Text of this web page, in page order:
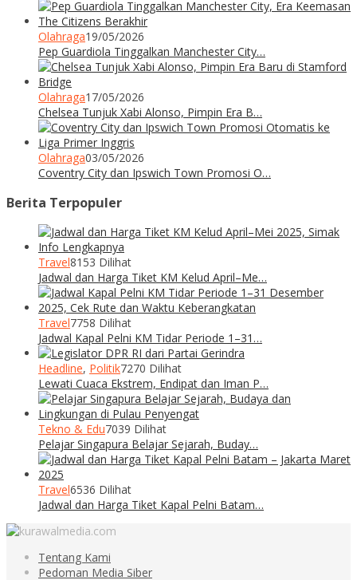
Olahraga19/05/2026
Pep Guardiola Tinggalkan Manchester City…
Olahraga17/05/2026
Chelsea Tunjuk Xabi Alonso, Pimpin Era B…
Olahraga03/05/2026
Coventry City dan Ipswich Town Promosi O…
Berita Terpopuler
Travel8153 Dilihat
Jadwal dan Harga Tiket KM Kelud April–Me…
Travel7758 Dilihat
Jadwal Kapal Pelni KM Tidar Periode 1–31…
Headline, Politik7270 Dilihat
Lewati Cuaca Ekstrem, Endipat dan Iman P…
Tekno & Edu7039 Dilihat
Pelajar Singapura Belajar Sejarah, Buday…
Travel6536 Dilihat
Jadwal dan Harga Tiket Kapal Pelni Batam…
Tentang Kami
Pedoman Media Siber